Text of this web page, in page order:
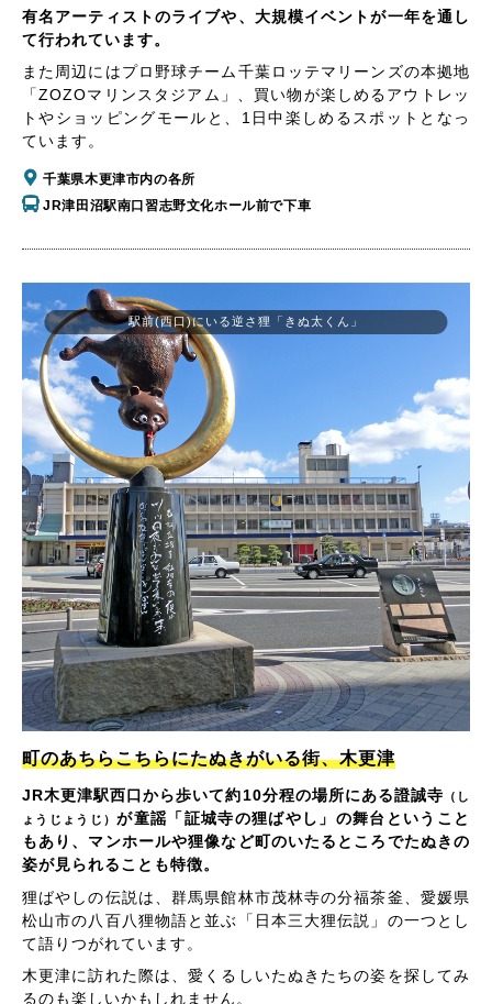
有名アーティストのライブや、大規模イベントが一年を通し
て行われています。
また周辺にはプロ野球チーム千葉ロッテマリーンズの本拠地
「ZOZOマリンスタジアム」、買い物が楽しめるアウトレッ
トやショッピングモールと、1日中楽しめるスポットとなっ
ています。
千葉県木更津市内の各所
JR津田沼駅南口習志野文化ホール前で下車
駅前(西口)にいる逆さ狸「きぬ太くん」
町のあちらこちらにたぬきがいる街、木更津
JR木更津駅西口から歩いて約10分程の場所にある證誠寺 （し
ょうじょうじ）が童謡「証城寺の狸ばやし」の舞台ということ
もあり、マンホールや狸像など町のいたるところでたぬきの
姿が見られることも特徴。
狸ばやしの伝説は、群馬県館林市茂林寺の分福茶釜、愛媛県
松山市の八百八狸物語と並ぶ「日本三大狸伝説」の一つとし
て語りつがれています。
木更津に訪れた際は、愛くるしいたぬきたちの姿を探してみ
るのも楽しいかもしれません。